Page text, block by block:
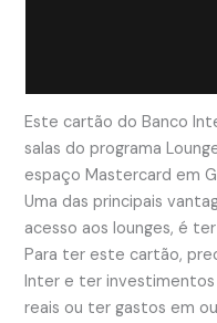
Este cartão do Banco
salas do programa
espaço Mastercard em
Uma das principais
acesso aos lounges, é
Para ter este cartão,
Inter e ter
reais ou ter gastos em